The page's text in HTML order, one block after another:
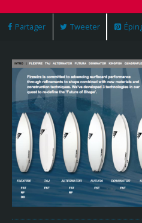
Partager Tweeter